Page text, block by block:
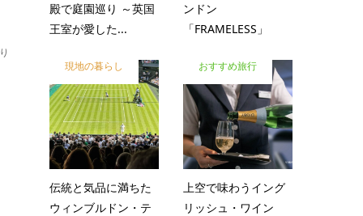
殿で庭園巡り ～英国
王室が愛した...
ンドン
「FRAMELESS」
現地の暮らし
伝統と気品に満ちた
ウィンブルドン・テ
おすすめ旅行
上空で味わうイング
リッシュ・ワイン